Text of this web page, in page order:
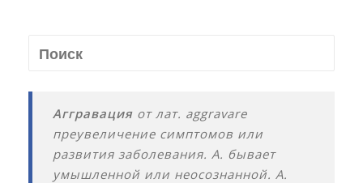
Аггравация от лат. aggravare
преувеличение симптомов или
развития заболевания. А. бывает
умышленной или неосознанной. А.